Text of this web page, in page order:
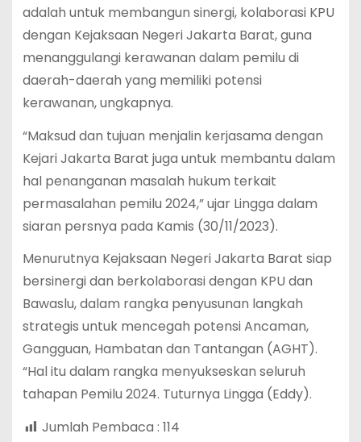
adalah untuk membangun sinergi, kolaborasi KPU
dengan Kejaksaan Negeri Jakarta Barat, guna
menanggulangi kerawanan dalam pemilu di
daerah-daerah yang memiliki potensi
kerawanan, ungkapnya.
“Maksud dan tujuan menjalin kerjasama dengan
Kejari Jakarta Barat juga untuk membantu dalam
hal penanganan masalah hukum terkait
permasalahan pemilu 2024,” ujar Lingga dalam
siaran persnya pada Kamis (30/11/2023).
Menurutnya Kejaksaan Negeri Jakarta Barat siap
bersinergi dan berkolaborasi dengan KPU dan
Bawaslu, dalam rangka penyusunan langkah
strategis untuk mencegah potensi Ancaman,
Gangguan, Hambatan dan Tantangan (AGHT).
“Hal itu dalam rangka menyukseskan seluruh
tahapan Pemilu 2024. Tuturnya Lingga (Eddy).
Jumlah Pembaca : 114